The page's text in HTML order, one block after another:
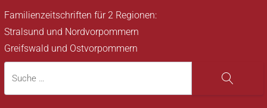
Familienzeitschriften für 2 Regionen:
Stralsund und Nordvorpommern
Greifswald und Ostvorpommern
Suche
Suche